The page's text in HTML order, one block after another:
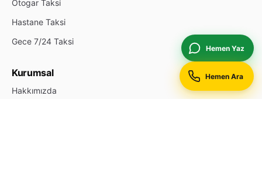
Otogar Taksi
Hastane Taksi
Gece 7/24 Taksi
Kurumsal
Hakkımızda
Hemen Yaz
Hemen Ara